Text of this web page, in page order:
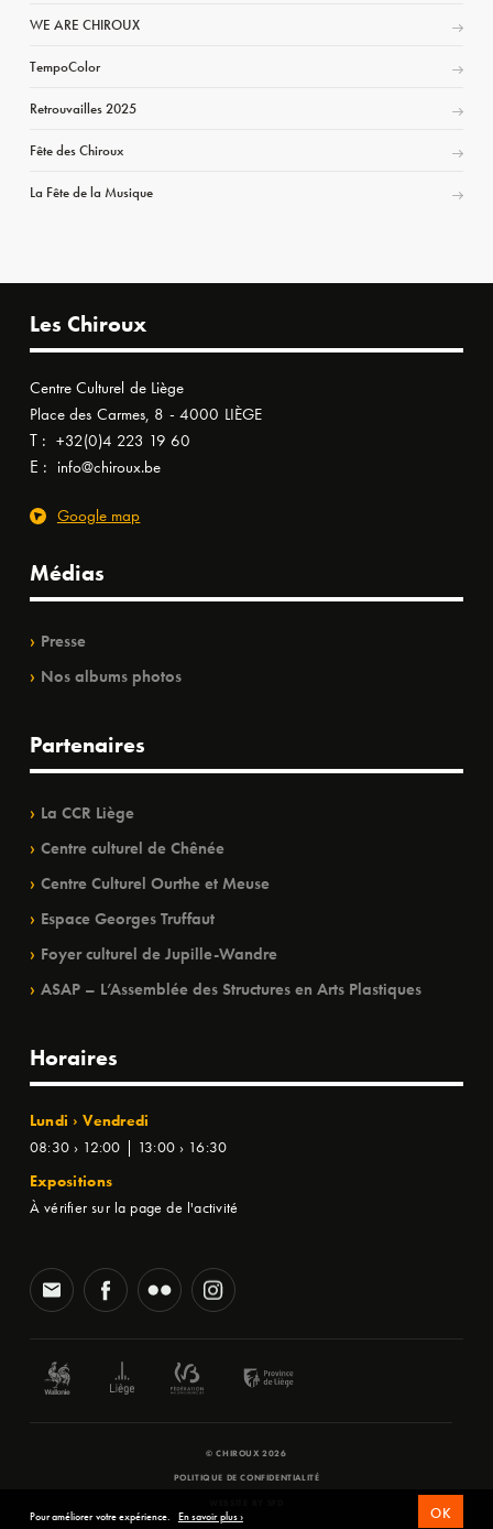
WE ARE CHIROUX
TempoColor
Retrouvailles 2025
Fête des Chiroux
La Fête de la Musique
Les Chiroux
Centre Culturel de Liège
Place des Carmes, 8 - 4000 LIÈGE
T : +32(0)4 223 19 60
E : info@chiroux.be
Google map
Médias
Presse
Nos albums photos
Partenaires
La CCR Liège
Centre culturel de Chênée
Centre Culturel Ourthe et Meuse
Espace Georges Truffaut
Foyer culturel de Jupille-Wandre
ASAP – L’Assemblée des Structures en Arts Plastiques
Horaires
Lundi › Vendredi
08:30 › 12:00 | 13:00 › 16:30
Expositions
À vérifier sur la page de l'activité
© CHIROUX 2026
POLITIQUE DE CONFIDENTIALITÉ
Pour améliorer votre expérience. En savoir plus › OK